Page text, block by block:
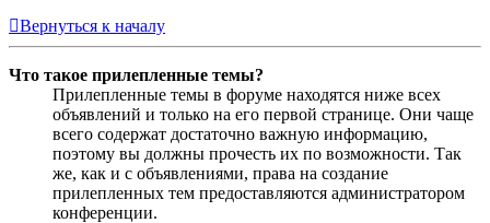
Вернуться к началу
Что такое прилепленные темы?
Прилепленные темы в форуме находятся ниже всех
объявлений и только на его первой странице. Они чаще
всего содержат достаточно важную информацию,
поэтому вы должны прочесть их по возможности. Так
же, как и с объявлениями, права на создание
прилепленных тем предоставляются администратором
конференции.